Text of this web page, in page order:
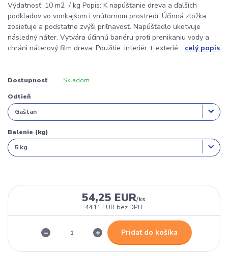
Výdatnosť: 10 m2 / kg Popis: K napúšťanie dreva a ďalších
podkladov vo vonkajšom i vnútornom prostredí. Účinná zložka
zosieťuje a podstatne zvýši priľnavosť. Napúšťadlo ukotvuje
následný náter. Vytvára účinnú bariéru proti prenikaniu vody a
chráni náterový film dreva. Použitie: interiér + exterié... celý popis
Dostupnosť Skladom
Odtieň
Balenie (kg)
54,25 EUR/ks
44,11 EUR bez DPH
Pridať do košíka